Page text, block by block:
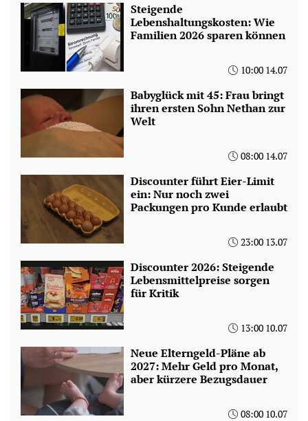
Steigende
Lebenshaltungskosten: Wie
Familien 2026 sparen können
10:00 14.07
Babyglück mit 45: Frau bringt
ihren ersten Sohn Nethan zur
Welt
08:00 14.07
Discounter führt Eier-Limit
ein: Nur noch zwei
Packungen pro Kunde erlaubt
23:00 13.07
Discounter 2026: Steigende
Lebensmittelpreise sorgen
für Kritik
13:00 10.07
Neue Elterngeld-Pläne ab
2027: Mehr Geld pro Monat,
aber kürzere Bezugsdauer
08:00 10.07